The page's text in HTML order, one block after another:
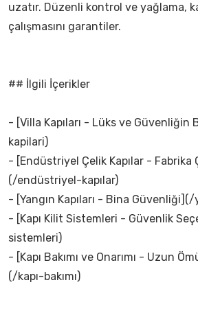
uzatır. Düzenli kontrol ve yağlama,
çalışmasını garantiler.
## İlgili İçerikler
- [Villa Kapıları - Lüks ve
kapilari)
- [Endüstriyel Çelik Kapılar - Fabrika
(/endüstriyel-kapılar)
- [Yangın Kapıları - Bina Güvenliği](/
- [Kapı Kilit Sistemleri - Güvenlik
sistemleri)
- [Kapı Bakımı ve Onarımı - Uzun
(/kapı-bakımı)